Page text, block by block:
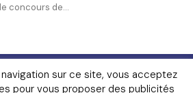
concours de...
Lexique
Contact
Contributeurs
Témoignages
sur ce site, vous acceptez
pour vous proposer des publicités